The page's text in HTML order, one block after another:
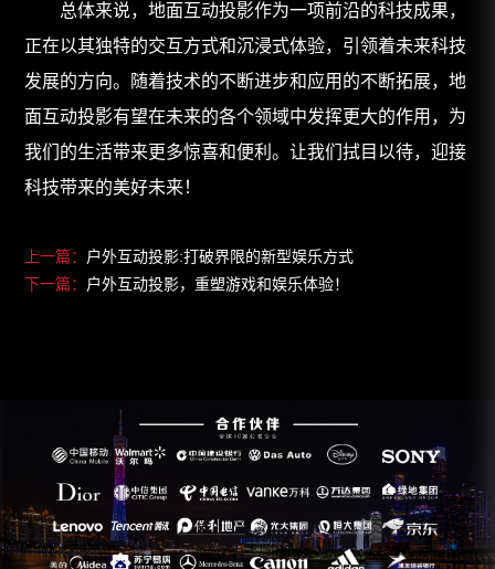
总体来说，地面互动投影作为一项前沿的科技成果，
正在以其独特的交互方式和沉浸式体验，引领着未来科技
发展的方向。随着技术的不断进步和应用的不断拓展，地
面互动投影有望在未来的各个领域中发挥更大的作用，为
我们的生活带来更多惊喜和便利。让我们拭目以待，迎接
科技带来的美好未来！
上一篇： 户外互动投影:打破界限的新型娱乐方式
下一篇： 户外互动投影，重塑游戏和娱乐体验！